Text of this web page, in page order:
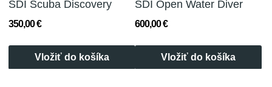
SDI Scuba Discovery
350,00 €
Vložiť do košíka
SDI Open Water Diver
600,00 €
Vložiť do košíka